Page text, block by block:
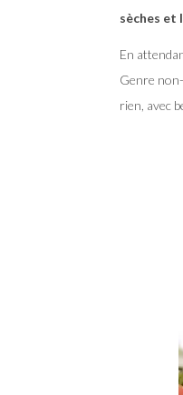
sèches et
En
Genre
rien, avec